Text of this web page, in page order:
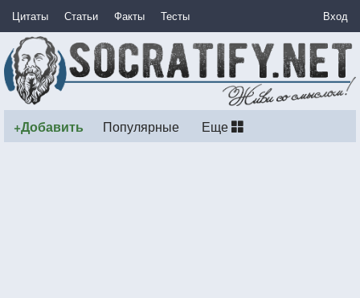
Цитаты Статьи Факты Тесты Вход
+Добавить Популярные Еще